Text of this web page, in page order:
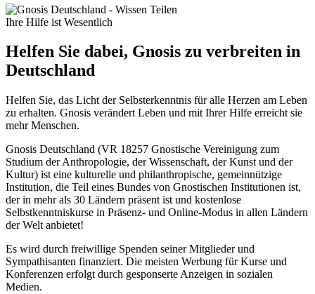
Ihre Hilfe ist Wesentlich
Helfen Sie dabei, Gnosis zu verbreiten in
Deutschland
Helfen Sie, das Licht der Selbsterkenntnis für alle Herzen am Leben
zu erhalten. Gnosis verändert Leben und mit Ihrer Hilfe erreicht sie
mehr Menschen.
Gnosis Deutschland (VR 18257 Gnostische Vereinigung zum
Studium der Anthropologie, der Wissenschaft, der Kunst und der
Kultur) ist eine kulturelle und philanthropische, gemeinnützige
Institution, die Teil eines Bundes von Gnostischen Institutionen ist,
der in mehr als 30 Ländern präsent ist und kostenlose
Selbstkenntniskurse in Präsenz- und Online-Modus in allen Ländern
der Welt anbietet!
Es wird durch freiwillige Spenden seiner Mitglieder und
Sympathisanten finanziert. Die meisten Werbung für Kurse und
Konferenzen erfolgt durch gesponserte Anzeigen in sozialen
Medien.